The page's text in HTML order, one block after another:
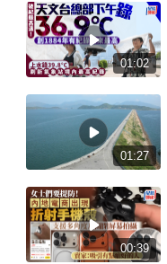
01:02
01:27
00:39